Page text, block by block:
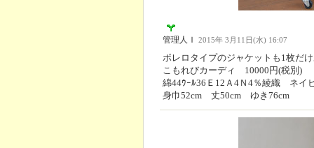
管理人Ｉ 2015年 3月11日(水) 16:07
ボレロタイプのジャケットも1枚だ
こもれびカーディ 10000円(税別)
綿44ｳｰﾙ36Ｅ12Ａ4Ｎ4％綾織 ネイ
身巾52cm 丈50cm ゆき76cm